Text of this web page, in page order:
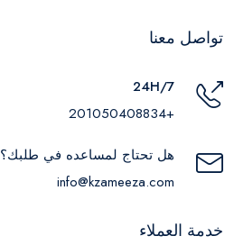
تواصل معنا
24H/7
+201050408834
هل تحتاج لمساعده في طلبك؟
info@kzameeza.com
خدمة العملاء